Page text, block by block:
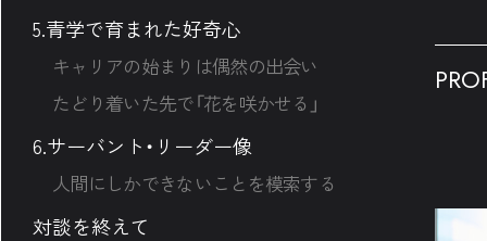
5.青学で育まれた好奇心
キャリアの始まりは偶然の出会い
たどり着いた先で「花を咲かせる」
6.サーバント・リーダー像
人間にしかできないことを模索する
対談を終えて